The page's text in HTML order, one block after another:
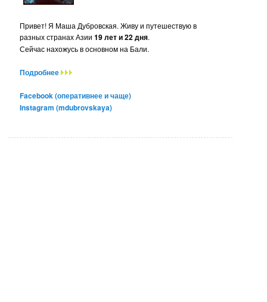
Привет! Я Маша Дубровская. Живу и путешествую в
разных странах Азии19 лет и 22 дня.
Сейчас нахожусь в основном на Бали.
Подробнее
Facebook (оперативнее и чаще)
Instagram (mdubrovskaya)